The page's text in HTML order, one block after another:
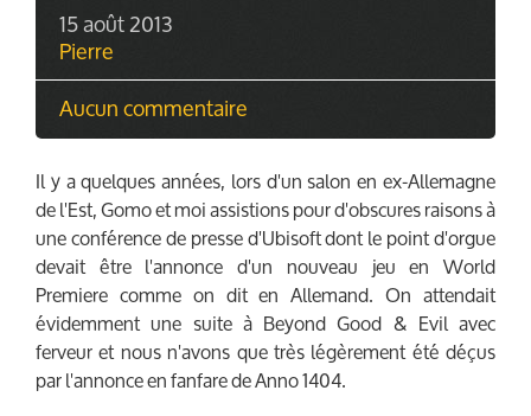
15 août 2013
Pierre
Aucun commentaire
Il y a quelques années, lors d'un salon en ex-Allemagne
de l'Est, Gomo et moi assistions pour d'obscures raisons à
une conférence de presse d'Ubisoft dont le point d'orgue
devait être l'annonce d'un nouveau jeu en World
Premiere comme on dit en Allemand. On attendait
évidemment une suite à Beyond Good & Evil avec
ferveur et nous n'avons que très légèrement été déçus
par l'annonce en fanfare de Anno 1404.